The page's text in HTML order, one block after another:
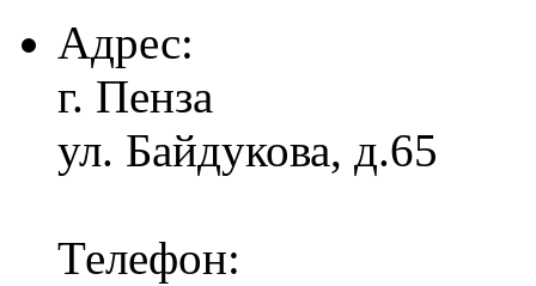
Адрес:
г. Пенза
ул. Байдукова, д.65
Телефон: